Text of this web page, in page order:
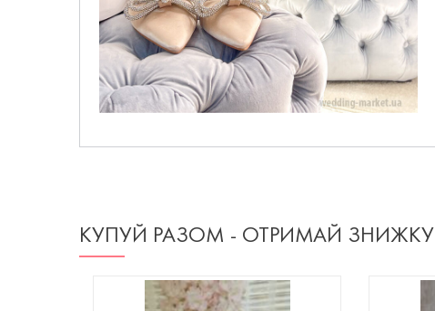
КУПУЙ РАЗОМ - ОТРИМАЙ ЗНИЖКУ